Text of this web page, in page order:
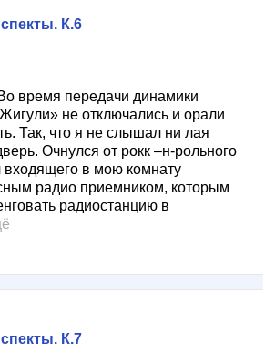
К.6
время передачи динамики
не отключались и орали
Так, что я не слышал ни лая
Очнулся от рокк –н-рольного
входящего в мою комнату
радио приемником, которым
радиостанцию в
К.7